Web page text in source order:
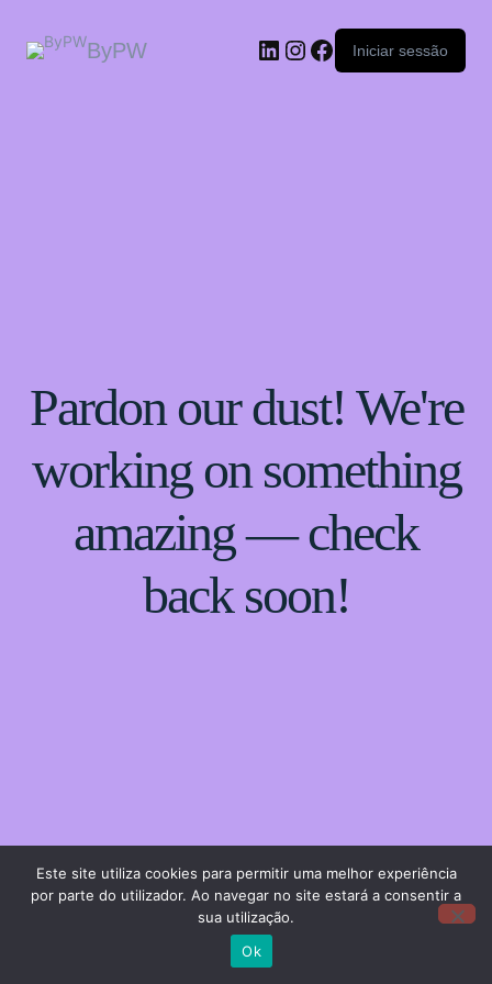
ByPW Iniciar sessão
Pardon our dust! We're
working on something
amazing — check
back soon!
Este site utiliza cookies para permitir uma melhor experiência
por parte do utilizador. Ao navegar no site estará a consentir a
sua utilização.
Ok